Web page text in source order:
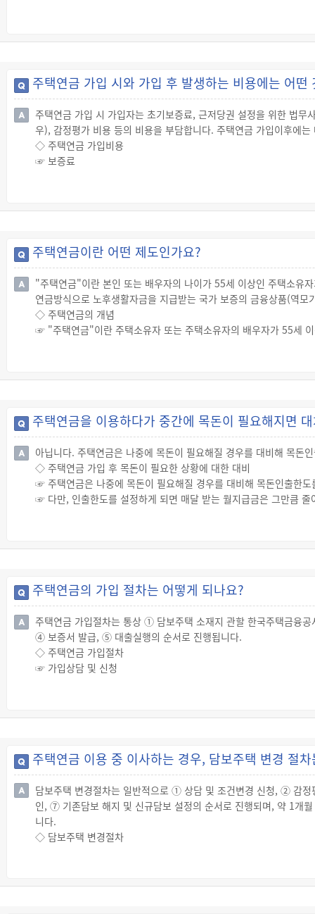
기록 등으로 확인합니다.
택에 거주하지 않더라도 주택연금을 계속 이용할 수 있습니다.
√ 질병치료, 심신요양 등을 위해 병원이나 요양시설 등에 입원한 경
√ 자녀 등의 봉양을 받기 위해 다른 주택에 장기체류하는 경우
√ 노인주거복지시설(노인복지주택, 양로시설, 노인공동생활가정)
√ 관공서의 명령에 따른 격리, 수용, 수감 등의 경우
√ 그 밖에 개인적인 특별한 사정 등을 감안하여 공사가 인정한 경우
주택연금 가입 시와 가입 후 발생하는 비용에는 어떤
주택연금 가입 시 가입자는 초기보증료, 근저당권 설정을 위한 법
우), 감정평가 비용 등의 비용을 부담합니다. 주택연금 가입이후에
◇ 주택연금 가입비용
☞ 보증료
· 초기보증료(주택가격의 1.0%) : 가입 시 한 번 납부하는 것으로
요는 없습니다.
☞ 보증료 이외의 가입비용
· 근저당권 설정을 위한 법무사 비용
· 등록면허세 및 지방교육세 등 세금: 저당권 설정 시 발생하는 농어
· 대출기관 인지세
· 감정평가 비용 : 담보주택에 대한 한국부동산원 또는 국민은행 인
주택연금이란 어떤 제도인가요?
"주택연금"이란 본인 또는 배우자의 나이가 55세 이상인 주택소유
연금방식으로 노후생활자금을 지급받는 국가 보증의 금융상품(역모
◇ 주택연금의 개념
☞ "주택연금"이란 주택소유자 또는 주택소유자의 배우자가 55세
☞ 주택연금 가입자를 위한 국가 보증업무는 한국주택금융공사에
실정에서 부족한 노후자금을 메워줄 수 있는 하나의 대안으로 떠오
◇ 주택연금의 장점
☞ 주택연금에 가입하면 평생 내 집에 살면서 국가가 지급 보증하는
☞ 주택연금 가입자와 배우자 중 한 사람이 사망한 경우 연금감액
액이 집값을 초과하더라도 부족분을 상속인에게 청구하지 않고 반
주택연금을 이용하다가 중간에 목돈이 필요해지면
아닙니다. 주택연금은 나중에 목돈이 필요해질 경우를 대비해 목돈
◇ 주택연금 가입 후 목돈이 필요한 상황에 대한 대비
☞ 주택연금은 나중에 목돈이 필요해질 경우를 대비해 목돈인출한
☞ 다만, 인출한도를 설정하게 되면 매달 받는 월지급금은 그만큼
① 담보주택을 담보로 대출받은 금액 중 잔액을 상환하는 용도
② 담보주택에 대한 임대차계약에 따라 임차인에게 임대차보증금을
③ 다음의 요건을 모두 갖춘 경우 피보증인 또는 배우자가 대출(이
√ 본인 또는 배우자가 「소상공인기본법」 제2조에 따른 소상공인
√ 소상공인대출 상환 용도의 최초 개별인출 실행일로부터 6개월 내
④ 담보주택에 대한 재건축등에 따라 신규주택에 입주하기 위하여
주택을 말합니다.
주택연금의 가입 절차는 어떻게 되나요?
주택연금 가입절차는 통상 ① 담보주택 소재지 관할 한국주택금융
④ 보증서 발급, ⑤ 대출실행의 순서로 진행됩니다.
◇ 주택연금 가입절차
☞ 가입상담 및 신청
· 담보주택 가격평가 : 담보주택의 가격은 보증신청일 현재 한국부
을 적용합니다. 다만, 공신력 있는 기관의 인터넷시세 또는 공시가
※ "담보주택"이란 주택소유자가 공사의 보증을 통해 주택연금을
☞ 보증약정 및 담보설정
· 보증승인 및 보증약정 : 공사는 담보주택조사 및 가격평가를 바탕
보증 승인이 결정되면 공사는 보증승낙의 뜻을 신청인과 채권자에게
☞ 보증서 발급 및 대출실행
주택연금 이용 중 이사하는 경우, 담보주택 변경 절
담보주택 변경절차는 일반적으로 ① 상담 및 조건변경 신청, ②
인, ⑦ 기존담보 해지 및 신규담보 설정의 순서로 진행되며, 약 1개
니다.
◇ 담보주택 변경절차
신청을 하면 됩니다.